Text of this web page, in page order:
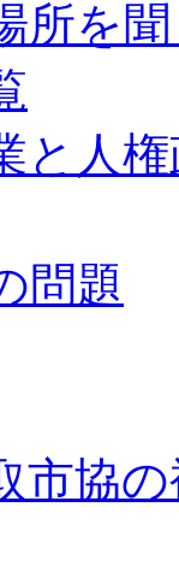
所を
と人
問題
市協